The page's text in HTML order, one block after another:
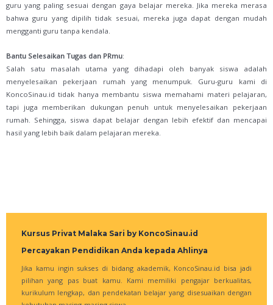
guru yang paling sesuai dengan gaya belajar mereka. Jika mereka merasa
bahwa guru yang dipilih tidak sesuai, mereka juga dapat dengan mudah
mengganti guru tanpa kendala.
Bantu Selesaikan Tugas dan PRmu:
Salah satu masalah utama yang dihadapi oleh banyak siswa adalah
menyelesaikan pekerjaan rumah yang menumpuk. Guru-guru kami di
KoncoSinau.id tidak hanya membantu siswa memahami materi pelajaran,
tapi juga memberikan dukungan penuh untuk menyelesaikan pekerjaan
rumah. Sehingga, siswa dapat belajar dengan lebih efektif dan mencapai
hasil yang lebih baik dalam pelajaran mereka.
Kursus Privat Malaka Sari by KoncoSinau.id
Percayakan Pendidikan Anda kepada Ahlinya
Jika kamu ingin sukses di bidang akademik, KoncoSinau.id bisa jadi
pilihan yang pas buat kamu. Kami memiliki pengajar berkualitas,
kurikulum lengkap, dan pendekatan belajar yang disesuaikan dengan